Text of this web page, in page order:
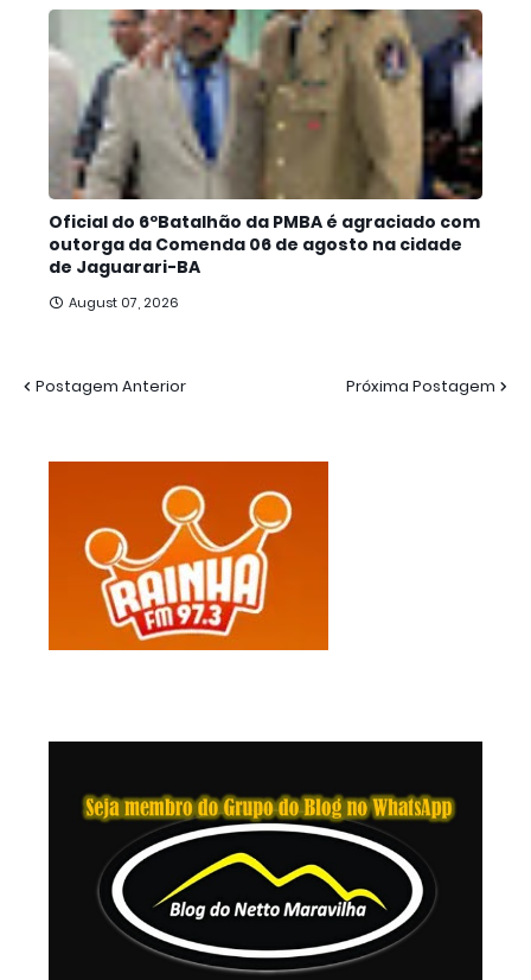
Oficial do 6ºBatalhão da PMBA é agraciado com
outorga da Comenda 06 de agosto na cidade
de Jaguarari-BA
August 07, 2026
Postagem Anterior Próxima Postagem